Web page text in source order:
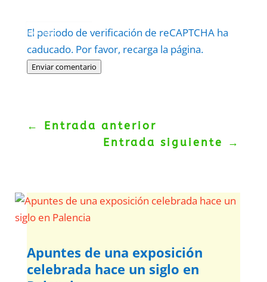
El periodo de verificación de reCAPTCHA ha
caducado. Por favor, recarga la página.
Enviar comentario
Politica–Términos.
← Entrada anterior
Entrada siguiente
→
Apuntes de una exposición
celebrada hace un siglo en